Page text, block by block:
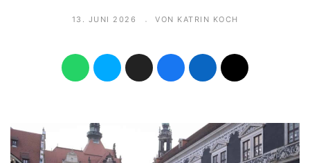
13. JUNI 2026 VON KATRIN KOCH